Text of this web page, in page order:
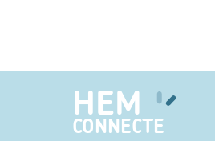
HEM
CONNECTE